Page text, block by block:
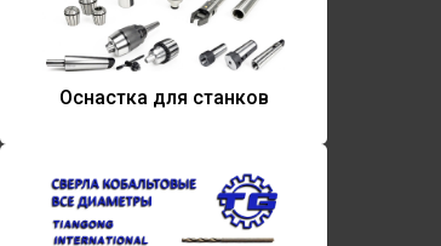
Оснастка для станков